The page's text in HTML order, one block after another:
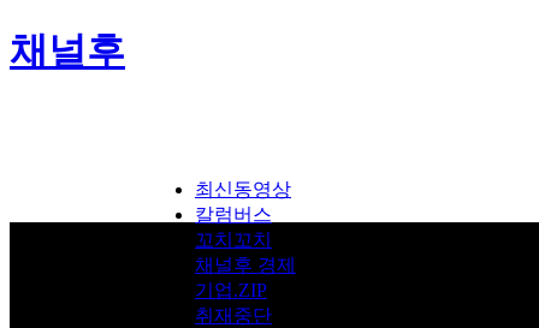
채널후
최신동영상
칼럼버스
꼬치꼬치
채널후 경제
기업.ZIP
취재중단